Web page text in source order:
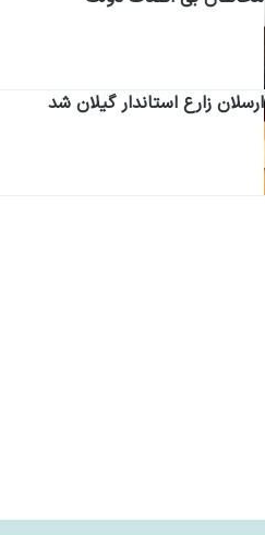
ارسلان زارع استاندار گیلان شد